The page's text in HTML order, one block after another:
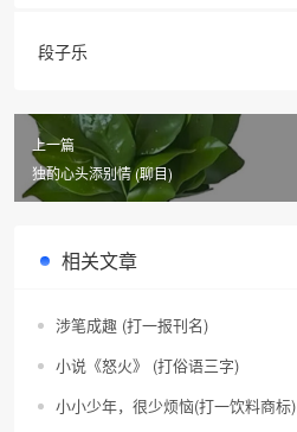
段子乐
上一篇
独酌心头添别情 (聊目)
相关文章
涉笔成趣 (打一报刊名)
小说《怒火》 (打俗语三字)
小小少年，很少烦恼(打一饮料商标)